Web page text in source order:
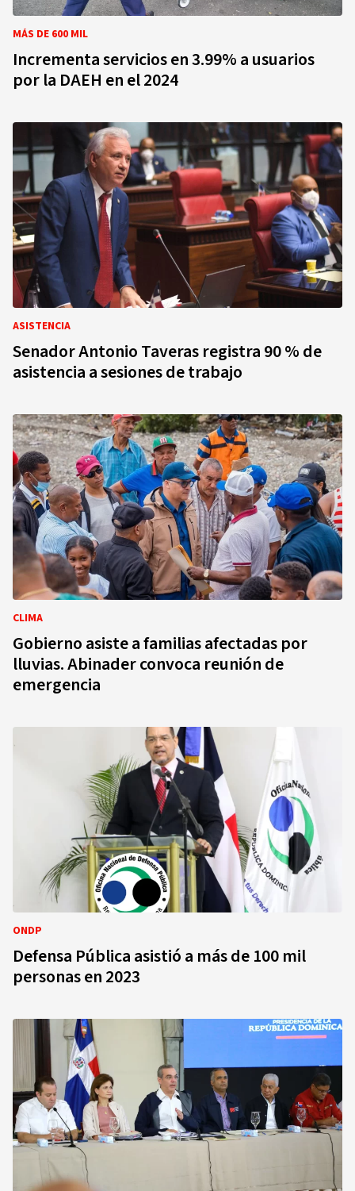
MÁS DE 600 MIL
Incrementa servicios en 3.99% a usuarios
por la DAEH en el 2024
ASISTENCIA
Senador Antonio Taveras registra 90 % de
asistencia a sesiones de trabajo
CLIMA
Gobierno asiste a familias afectadas por
lluvias. Abinader convoca reunión de
emergencia
ONDP
Defensa Pública asistió a más de 100 mil
personas en 2023